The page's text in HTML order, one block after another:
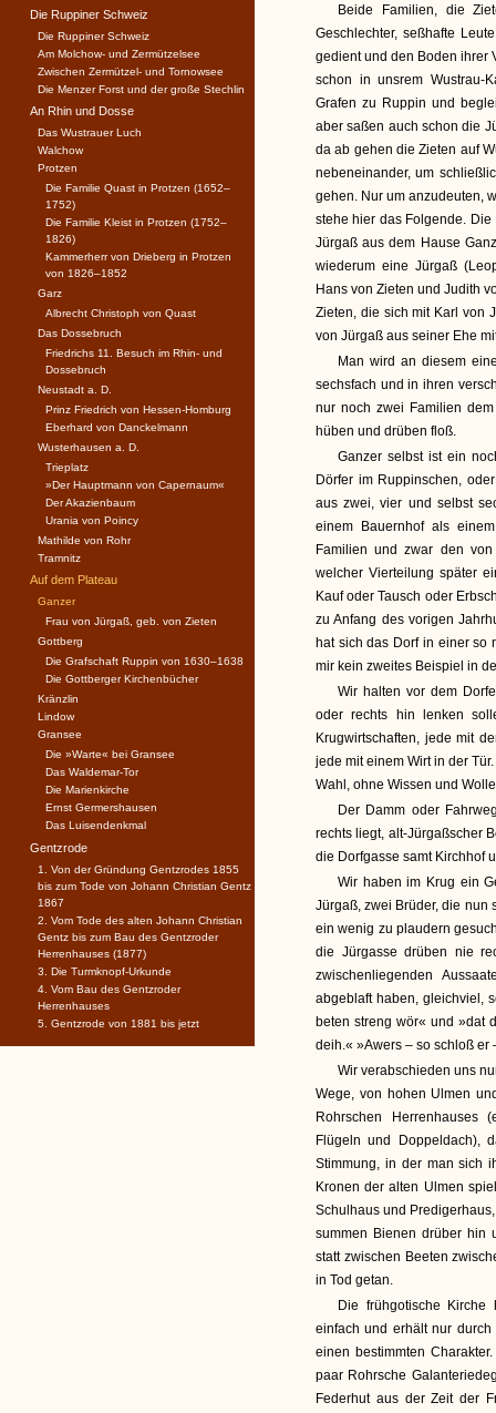
Beide Familien, die
Geschlechter, seßhafte
gedient und den Boden ihrer
schon in unsrem Wustrau-
Grafen zu Ruppin und
aber saßen auch schon die
da ab gehen die Zieten auf
nebeneinander, um
gehen. Nur um anzudeuten,
stehe hier das Folgende.
Jürgaß aus dem Hause
wiederum eine Jürgaß
Hans von Zieten und Judith
Zieten, die sich mit Karl von
von Jürgaß aus seiner Ehe
Man wird an diesem
sechsfach und in ihren
nur noch zwei Familien
hüben und drüben floß.
Ganzer selbst ist ein
Dörfer im Ruppinschen,
aus zwei, vier und selbst
einem Bauernhof als
Familien und zwar den
welcher Vierteilung später
Kauf oder Tausch oder
zu Anfang des vorigen
hat sich das Dorf in einer so
mir kein zweites Beispiel in
Wir halten vor dem
oder rechts hin lenken
Krugwirtschaften, jede mit
jede mit einem Wirt in der
Wahl, ohne Wissen und
Der Damm oder
rechts liegt, alt-Jürgaßscher
die Dorfgasse samt Kirchhof
Wir haben im Krug ein
Jürgaß, zwei Brüder, die nun
ein wenig zu plaudern
die Jürgasse drüben nie
zwischenliegenden
abgeblaft haben, gleichviel,
beten streng wör« und »dat
deih.« »Awers – so schloß er
Wir verabschieden uns
Wege, von hohen Ulmen
Rohrschen Herrenhauses
Flügeln und Doppeldach),
Stimmung, in der man sich
Kronen der alten Ulmen
Schulhaus und
summen Bienen drüber hin
statt zwischen Beeten
in Tod getan.
Die frühgotische
einfach und erhält nur
einen bestimmten
paar Rohrsche
Federhut aus der Zeit der
Die Ruppiner Schweiz
Die Ruppiner Schweiz
Am Molchow- und Zermützelsee
Zwischen Zermützel- und Tornowsee
Die Menzer Forst und der große Stechlin
An Rhin und Dosse
Das Wustrauer Luch
Walchow
Protzen
Die Familie Quast in Protzen (1652–
1752)
Die Familie Kleist in Protzen (1752–
1826)
Kammerherr von Drieberg in Protzen
von 1826–1852
Garz
Albrecht Christoph von Quast
Das Dossebruch
Friedrichs 11. Besuch im Rhin- und
Dossebruch
Neustadt a. D.
Prinz Friedrich von Hessen-Homburg
Eberhard von Danckelmann
Wusterhausen a. D.
Trieplatz
»Der Hauptmann von Capernaum«
Der Akazienbaum
Urania von Poincy
Mathilde von Rohr
Tramnitz
Auf dem Plateau
Ganzer
Frau von Jürgaß, geb. von Zieten
Gottberg
Die Grafschaft Ruppin von 1630–1638
Die Gottberger Kirchenbücher
Kränzlin
Lindow
Gransee
Die »Warte« bei Gransee
Das Waldemar-Tor
Die Marienkirche
Ernst Germershausen
Das Luisendenkmal
Gentzrode
1. Von der Gründung Gentzrodes 1855
bis zum Tode von Johann Christian Gentz
1867
2. Vom Tode des alten Johann Christian
Gentz bis zum Bau des Gentzroder
Herrenhauses (1877)
3. Die Turmknopf-Urkunde
4. Vom Bau des Gentzroder
Herrenhauses
5. Gentzrode von 1881 bis jetzt